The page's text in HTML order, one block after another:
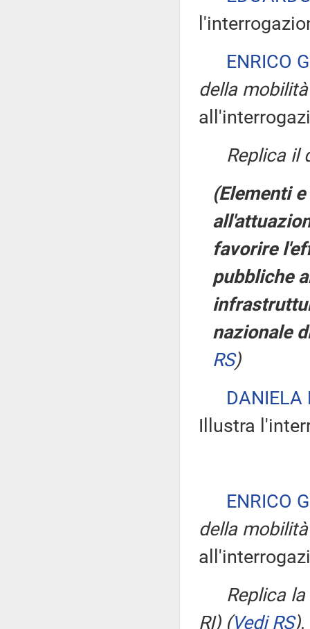
ENRICO
della
Replica il
(Elementi
favorire
pubbliche
nazionale
RS)
DANIELA
Illustra
ENRICO
della
Replica
RI) (Vedi RS).